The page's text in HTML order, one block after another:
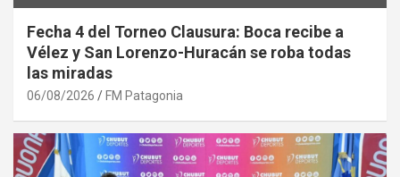
Fecha 4 del Torneo Clausura: Boca recibe a
Vélez y San Lorenzo-Huracán se roba todas
las miradas
06/08/2026 FM Patagonia